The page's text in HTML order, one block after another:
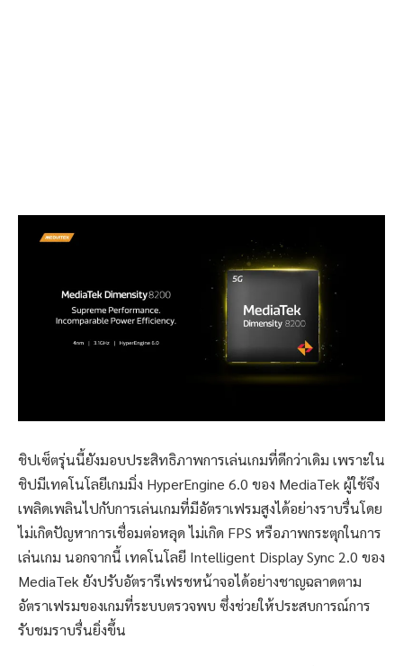
ชิปเซ็ตรุ่นนี้ยังมอบประสิทธิภาพการเล่นเกมที่ดีกว่าเดิม เพราะใน
ชิปมีเทคโนโลยีเกมมิ่ง HyperEngine 6.0 ของ MediaTek ผู้ใช้จึง
เพลิดเพลินไปกับการเล่นเกมที่มีอัตราเฟรมสูงได้อย่างราบรื่นโดย
ไม่เกิดปัญหาการเชื่อมต่อหลุด ไม่เกิด FPS หรือภาพกระตุกในการ
เล่นเกม นอกจากนี้ เทคโนโลยี Intelligent Display Sync 2.0 ของ
MediaTek ยังปรับอัตรารีเฟรชหน้าจอได้อย่างชาญฉลาดตาม
อัตราเฟรมของเกมที่ระบบตรวจพบ ซึ่งช่วยให้ประสบการณ์การ
รับชมราบรื่นยิ่งขึ้น